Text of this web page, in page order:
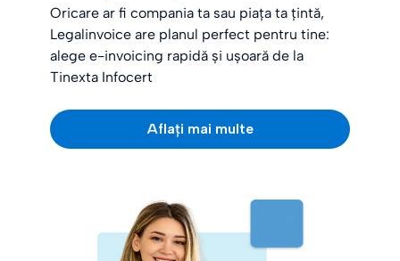
Oricare ar fi compania ta sau piața ta țintă,
Legalinvoice are planul perfect pentru tine:
alege e-invoicing rapidă și ușoară de la
Tinexta Infocert
Aflați mai multe